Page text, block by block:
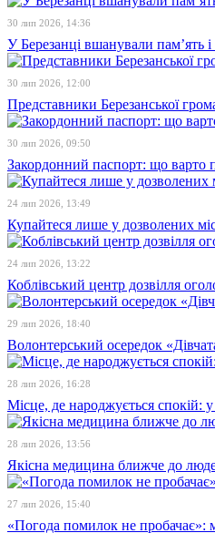
30 лип 2026, 14:36
У Березанці вшанували пам’ять
30 лип 2026, 12:00
Представники Березанської
30 лип 2026, 09:50
Закордонний паспорт: що варто
24 лип 2026, 13:49
Купайтеся лише у дозволених
24 лип 2026, 13:22
Коблівський центр дозвілля
29 лип 2026, 18:40
Волонтерський осередок
28 лип 2026, 16:28
Місце, де народжується спокій:
28 лип 2026, 13:56
Якісна медицина ближче до
27 лип 2026, 15:40
«Погода помилок не пробачає»: